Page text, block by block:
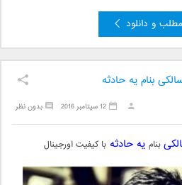
و دانلود
بنام یه حادثه
بدون نظر 12 سپتامبر 2016
بنام یه حادثه با کیفیت اورجینال